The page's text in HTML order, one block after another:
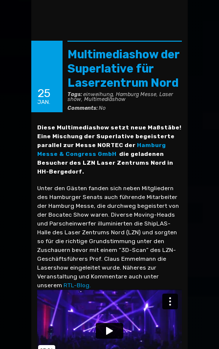
25
JAN.
Multimediashow der
Superlative für
Laserzentrum Nord
Tags:einweihung, Hamburg Messe, Laser
show, Multimediashow
Comments:No
Diese Multimediashow setzt neue Maßstäbe!
Eine Mischung der Superlative begeisterte
parallel zur Messe NORTEC der Hamburg
Messe & Congress GmbH die geladenen
Besucher des LZN Laser Zentrums Nord in
HH-Bergedorf.
Unter den Gästen fanden sich neben Mitgliedern
des Hamburger Senats auch führende Mitarbeiter
der Hamburg Messe, die durchweg begeistert von
der Bocatec Show waren. Diverse Moving-Heads
und Parscheinwerfer illuminierten die ShipLAS-
Halle des Laser Zentrums Nord (LZN) und sorgten
so für die richtige Grundstimmung unter den
Zuschauern bevor mit einem “3D-Scan” des LZN-
Geschäftsführers Prof. Claus Emmelmann die
Lasershow eingeleitet wurde. Näheres zur
Veranstaltung und Kommentare auch unter
unserem RTL-Blog.